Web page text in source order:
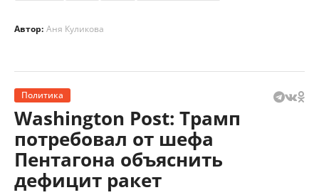
Автор: Аня Куликова
Политика
Washington Post: Трамп
потребовал от шефа
Пентагона объяснить
дефицит ракет